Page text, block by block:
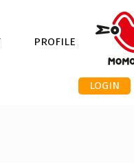
PROFILE
LOGIN